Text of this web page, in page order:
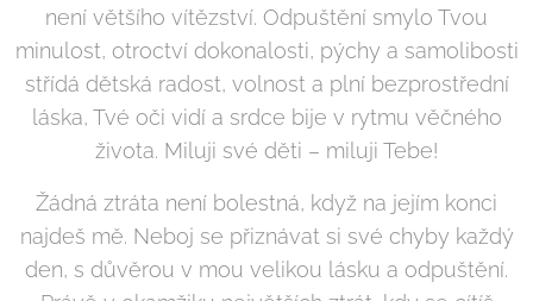
není většího vítězství. Odpuštění smylo Tvou
minulost, otroctví dokonalosti, pýchy a samolibosti
střídá dětská radost, volnost a plní bezprostřední
láska, Tvé oči vidí a srdce bije v rytmu věčného
života. Miluji své děti – miluji Tebe!
Žádná ztráta není bolestná, když na jejím konci
najdeš mě. Neboj se přiznávat si své chyby každý
den, s důvěrou v mou velikou lásku a odpuštění.